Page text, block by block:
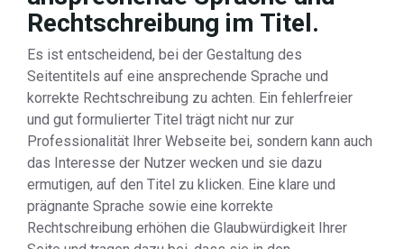
Rechtschreibung im Titel.
Es ist entscheidend, bei der Gestaltung des
Seitentitels auf eine ansprechende Sprache und
korrekte Rechtschreibung zu achten. Ein fehlerfreier
und gut formulierter Titel trägt nicht nur zur
Professionalität Ihrer Webseite bei, sondern kann auch
das Interesse der Nutzer wecken und sie dazu
ermutigen, auf den Titel zu klicken. Eine klare und
prägnante Sprache sowie eine korrekte
Rechtschreibung erhöhen die Glaubwürdigkeit Ihrer